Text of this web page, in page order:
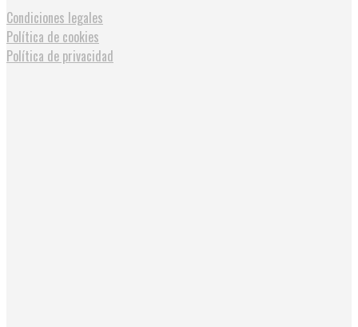
Condiciones legales
Política de cookies
Política de privacidad